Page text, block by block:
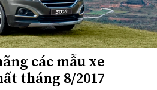
các mẫu xe
tháng 8/2017